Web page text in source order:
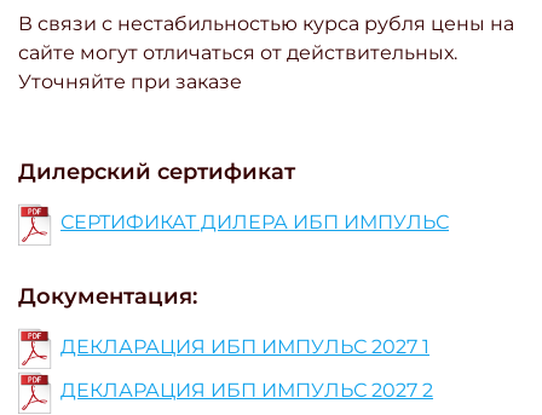
Дилерский сертификат
СЕРТИФИКАТ ДИЛЕРА ИБП ИМПУЛЬС
Документация:
ДЕКЛАРАЦИЯ ИБП ИМПУЛЬС 2027 1
ДЕКЛАРАЦИЯ ИБП ИМПУЛЬС 2027 2
В связи с нестабильностью курса рубля цены на
сайте могут отличаться от действительных.
Уточняйте при заказе